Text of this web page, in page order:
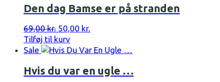
Den dag Bamse er på stranden
69,00kr. Den
oprindelige
pris
69,00 kr..
50,00 kr.
pris
50,00 kr..
Tilføj til kurv
Sale
Hvis du var en ugle …